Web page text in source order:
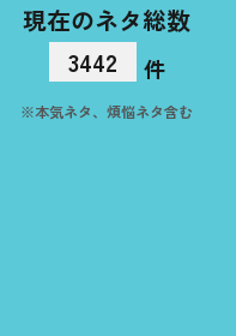
現在のネタ総数
3442
件
※本気ネタ、煩悩ネタ含む